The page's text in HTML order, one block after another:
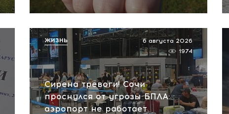
Сирена тревоги! Сочи
проснулся от угрозы БПЛА:
аэропорт не работает
6 августа 2026
1974
ЖИЗНЬ